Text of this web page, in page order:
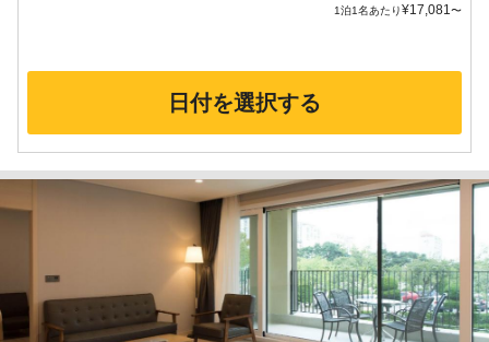
1泊1名あたり¥17,081〜
日付を選択する